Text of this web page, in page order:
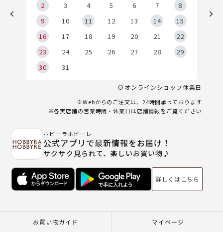
2
3 4 5 6 7
8
9
10 11 12 13 14
15
16
17 18 19 20 21
22
23
24 25 26 27 28
29
30
31
オンラインショップ休業日
※Webからのご注文は、24時間承っております
※各実店舗の営業時間・休業日は店舗情報をご覧ください
ホビーラホビーレ
公式アプリで最新情報をお届け！
サクサク見られて、楽しいお買い物♪
詳しくはこちら
お買い物ガイド マイページ